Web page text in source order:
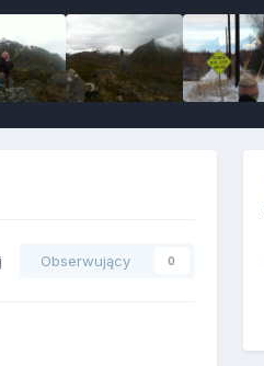
Obserwujący 0